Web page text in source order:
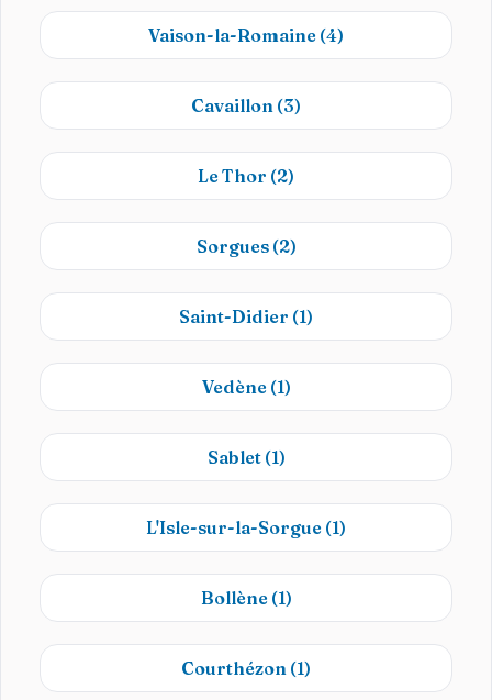
Vaison-la-Romaine (4)
Cavaillon (3)
Le Thor (2)
Sorgues (2)
Saint-Didier (1)
Vedène (1)
Sablet (1)
L'Isle-sur-la-Sorgue (1)
Bollène (1)
Courthézon (1)